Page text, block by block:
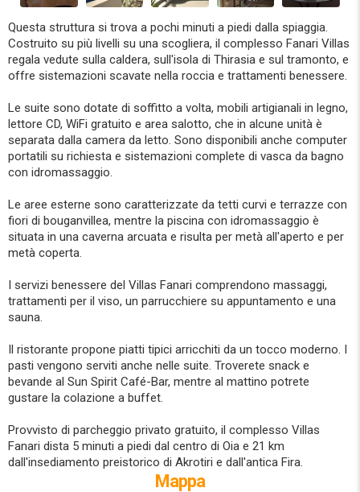
Questa struttura si trova a pochi minuti a piedi dalla spiaggia.
Costruito su più livelli su una scogliera, il complesso Fanari Villas
regala vedute sulla caldera, sull'isola di Thirasia e sul tramonto, e
offre sistemazioni scavate nella roccia e trattamenti benessere.
Le suite sono dotate di soffitto a volta, mobili artigianali in legno,
lettore CD, WiFi gratuito e area salotto, che in alcune unità è
separata dalla camera da letto. Sono disponibili anche computer
portatili su richiesta e sistemazioni complete di vasca da bagno
con idromassaggio.
Le aree esterne sono caratterizzate da tetti curvi e terrazze con
fiori di bouganvillea, mentre la piscina con idromassaggio è
situata in una caverna arcuata e risulta per metà all'aperto e per
metà coperta.
I servizi benessere del Villas Fanari comprendono massaggi,
trattamenti per il viso, un parrucchiere su appuntamento e una
sauna.
Il ristorante propone piatti tipici arricchiti da un tocco moderno. I
pasti vengono serviti anche nelle suite. Troverete snack e
bevande al Sun Spirit Café-Bar, mentre al mattino potrete
gustare la colazione a buffet.
Provvisto di parcheggio privato gratuito, il complesso Villas
Fanari dista 5 minuti a piedi dal centro di Oia e 21 km
dall'insediamento preistorico di Akrotiri e dall'antica Fira.
Mappa